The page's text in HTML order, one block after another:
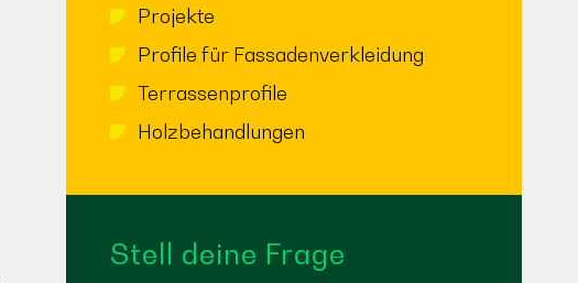
Projekte
Profile für Fassadenverkleidung
Terrassenprofile
Holzbehandlungen
Stell deine Frage